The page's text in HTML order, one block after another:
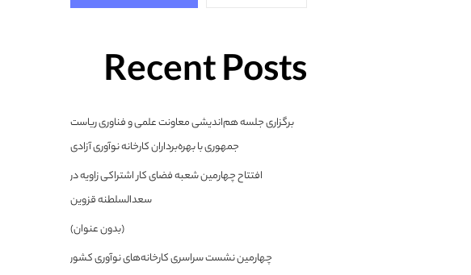
Recent Posts
برگزاری جلسه هم‌اندیشی معاونت علمی و فناوری ریاست
جمهوری با بهره‌برداران کارخانه نوآوری آزادی
افتتاح چهارمین شعبه فضای کار اشتراکی زاویه در
سعدالسلطنه قزوین
(بدون عنوان)
چهارمین نشست سراسری کارخانه‌های نوآوری کشور